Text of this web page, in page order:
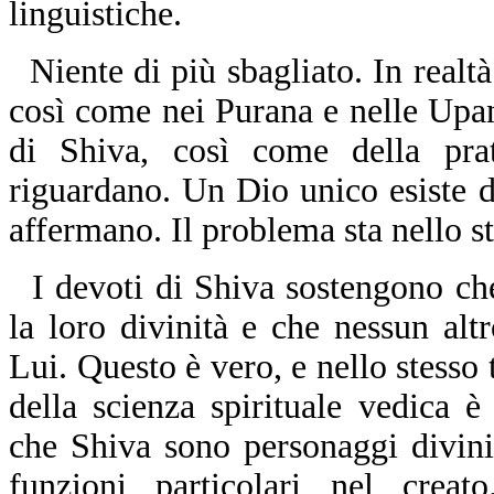
linguistiche.
Niente di più sbagliato. In
così come nei Purana e nelle
di Shiva, così come della
riguardano. Un Dio unico esiste
affermano. Il problema sta nello
I devoti di Shiva sostengono
la loro divinità e che nessun
Lui. Questo è vero, e nello
della scienza spirituale vedica
che Shiva sono personaggi
funzioni particolari nel